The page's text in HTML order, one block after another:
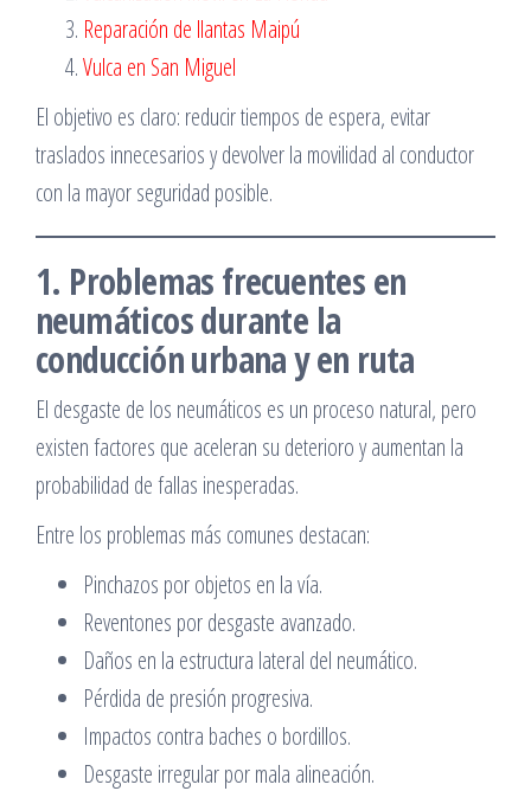
Reparación de llantas Maipú
Vulca en San Miguel
El objetivo es claro: reducir tiempos de espera, evitar
traslados innecesarios y devolver la movilidad al conductor
con la mayor seguridad posible.
1. Problemas frecuentes en
neumáticos durante la
conducción urbana y en ruta
El desgaste de los neumáticos es un proceso natural, pero
existen factores que aceleran su deterioro y aumentan la
probabilidad de fallas inesperadas.
Entre los problemas más comunes destacan:
Pinchazos por objetos en la vía.
Reventones por desgaste avanzado.
Daños en la estructura lateral del neumático.
Pérdida de presión progresiva.
Impactos contra baches o bordillos.
Desgaste irregular por mala alineación.